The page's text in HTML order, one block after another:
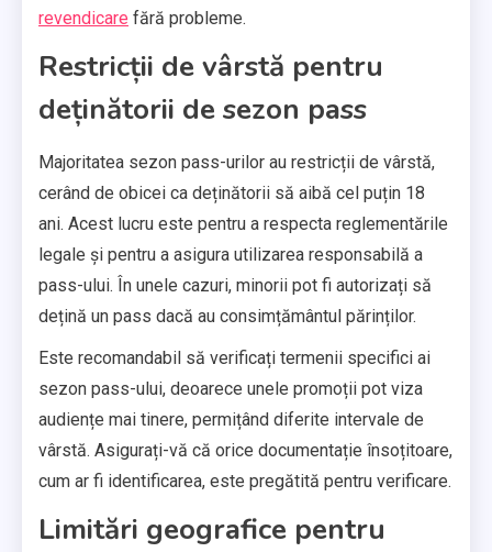
revendicare fără probleme.
Restricții de vârstă pentru
deținătorii de sezon pass
Majoritatea sezon pass-urilor au restricții de vârstă,
cerând de obicei ca deținătorii să aibă cel puțin 18
ani. Acest lucru este pentru a respecta reglementările
legale și pentru a asigura utilizarea responsabilă a
pass-ului. În unele cazuri, minorii pot fi autorizați să
dețină un pass dacă au consimțământul părinților.
Este recomandabil să verificați termenii specifici ai
sezon pass-ului, deoarece unele promoții pot viza
audiențe mai tinere, permițând diferite intervale de
vârstă. Asigurați-vă că orice documentație însoțitoare,
cum ar fi identificarea, este pregătită pentru verificare.
Limitări geografice pentru